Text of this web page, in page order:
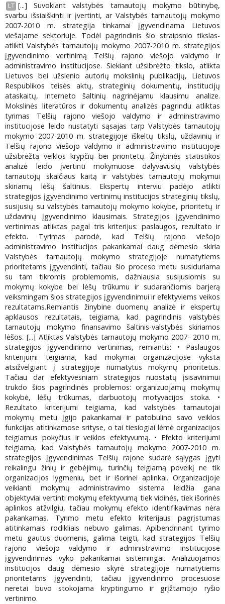
LT [...] Suvokiant valstybės tarnautojų mokymo būtinybę,
svarbu išsiaiškinti ir įvertinti, ar Valstybės tarnautojų mokymo
2007-2010 m. strategija tinkamai įgyvendinama Lietuvos
viešajame sektoriuje. Todėl pagrindinis šio straipsnio tikslas-
atlikti Valstybės tarnautojų mokymo 2007-2010 m. strategijos
įgyvendinimo vertinimą Telšių rajono viešojo valdymo ir
administravimo institucijose. Siekiant užsibrėžto tikslo, atlikta
Lietuvos bei užsienio autorių mokslinių publikacijų, Lietuvos
Respublikos teisės aktų, strateginių dokumentų, institucijų
ataskaitų, interneto šaltinių nagrinėjamu klausimu analize.
Mokslinės literatūros ir dokumentų analizės pagrindu atliktas
tyrimas Telšių rajono viešojo valdymo ir administravimo
institucijose leido nustatyti sąsajas tarp Valstybės tarnautojų
mokymo 2007-2010 m. strategijoje iškeltų tikslų, uždavinių ir
Telšių rajono viešojo valdymo ir administravimo institucijoje
užsibrėžtą veiklos krypčių bei prioritetų. Žinybinės statistikos
analizė leido įvertinti mokymuose dalyvavusių valstybės
tarnautojų skaičiaus kaitą ir valstybės tarnautojų mokymui
skiriamų lėšų šaltinius. Ekspertų interviu padėjo atlikti
strategijos įgyvendinimo vertinimų institucijos strateginių tikslų,
susijusių su valstybės tarnautojų mokymo kokybe, prioritetų ir
uždavinių įgyvendinimo klausimais. Strategijos įgyvendinimo
vertinimas atliktas pagal tris kriterijus: paslaugos, rezultato ir
efekto. Tyrimas parodė, kad Telšių rajono viešojo
administravimo institucijos pakankamai daug dėmesio skiria
Valstybės tarnautojų mokymo strategijoje numatytiems
prioritetams įgyvendinti, tačiau šio proceso metu susiduriama
su tam tikromis problemomis, dažniausia susijusiomis su
mokymų kokybe bei lėšų trūkumu ir sudarančiomis barjerą
veiksmingam šios strategijos įgyvendinimui ir efektyviems veikos
rezultatams.Remiantis žinybine duomenų analizė ir ekspertų
apklausos rezultatais, teigiama, kad pagrindinis valstybės
tarnautojų mokymo finansavimo šaltinis-valstybės skiriamos
lėšos. [...] Atliktas Valstybės tarnautojų mokymo 2007- 2010 m.
strategijos įgyvendinimo vertinimas, remiantis: • Paslaugos
kriterijumi teigiama, kad mokymai organizacijose vyksta
atsižvelgiant į strategijoje numatytus mokymų prioritetus.
Tačiau dar efektyvesniam strategijos nuostatų įsisavinimui
trukdo šios pagrindinės problemos: organizuojamų mokymų
kokybė, lėšų trūkumas, darbuotojų motyvacijos stoka. •
Rezultato kriterijumi teigiama, kad valstybės tarnautojai
mokymų metu įgijo pakankamai ir patobulino savo veiklos
funkcijas atitinkamose srityse, o tai tiesiogiai lėmė organizacijos
teigiamus pokyčius ir veiklos efektyvumą. • Efekto kriterijumi
teigiama, kad Valstybės tarnautojų mokymo 2007-2010 m.
strategijos įgyvendinimas Telšių rajone sudarė sąlygas įgyti
reikalingu žinių ir gebėjimų, turinčių teigiamą poveikį ne tik
organizacijos lygmeniu, bet ir išorinei aplinkai. Organizacijoje
veikianti mokymų administravimo sistema leidžia gana
objektyviai vertinti mokymų efektyvumą tiek vidinės, tiek išorinės
aplinkos atžvilgiu, tačiau mokymų efekto identifikavimas nėra
pakankamas. Tyrimo metu efekto kriterijaus pagrįstumas
atitinkamais rodikliais nebuvo galimas. Apibendrinant tyrimo
metu gautus duomenis, galima teigti, kad strategijos Telšių
rajono viešojo valdymo ir administravimo institucijose
įgyvendinimas vyko pakankamai sistemingai. Analizuojamos
institucijos daug dėmesio skyrė strategijoje numatytiems
prioritetams įgyvendinti, tačiau įgyvendinimo procesuose
neretai buvo stokojama kryptingumo ir grįžtamojo ryšio
vertinimo.